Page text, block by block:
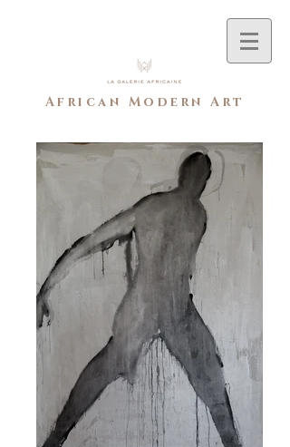
African Modern Art